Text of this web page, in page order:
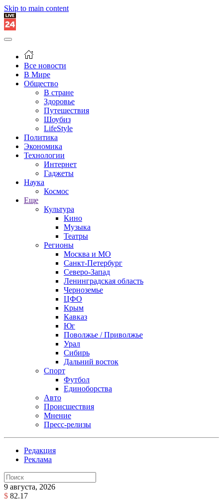
Skip to main content
Все новости
В Мире
Общество
В стране
Здоровье
Путешествия
Шоубиз
LifeStyle
Политика
Экономика
Технологии
Интернет
Гаджеты
Наука
Космос
Еще
Культура
Кино
Музыка
Театры
Регионы
Москва и МО
Санкт-Петербург
Северо-Запад
Ленинградская область
Черноземье
ЦФО
Крым
Кавказ
Юг
Поволжье / Приволжье
Урал
Сибирь
Дальний восток
Спорт
Футбол
Единоборства
Авто
Происшествия
Мнение
Пресс-релизы
Редакция
Реклама
9 августа, 2026
$ 82.17